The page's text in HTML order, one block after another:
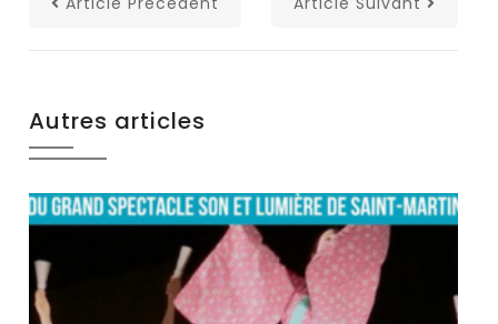
Autres articles